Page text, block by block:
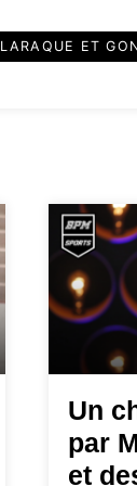
LARAQUE ET
Un
par
et